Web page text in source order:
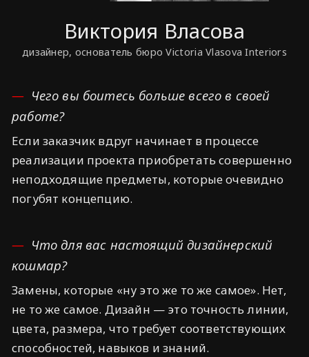
Виктория Власова
дизайнер, основатель бюро Victoria Vlasova Interiors
Чего вы боитесь больше всего в своей
работе?
Если заказчик вдруг начинает в процессе
реализации проекта приобретать совершенно
неподходящие предметы, которые очевидно
погубят концепцию.
Что для вас настоящий дизайнерский
кошмар?
Замены, которые «ну это же то же самое». Нет,
не то же самое. Дизайн — это точность линии,
цвета, размера, что требует соответствующих
способностей, навыков и знаний.